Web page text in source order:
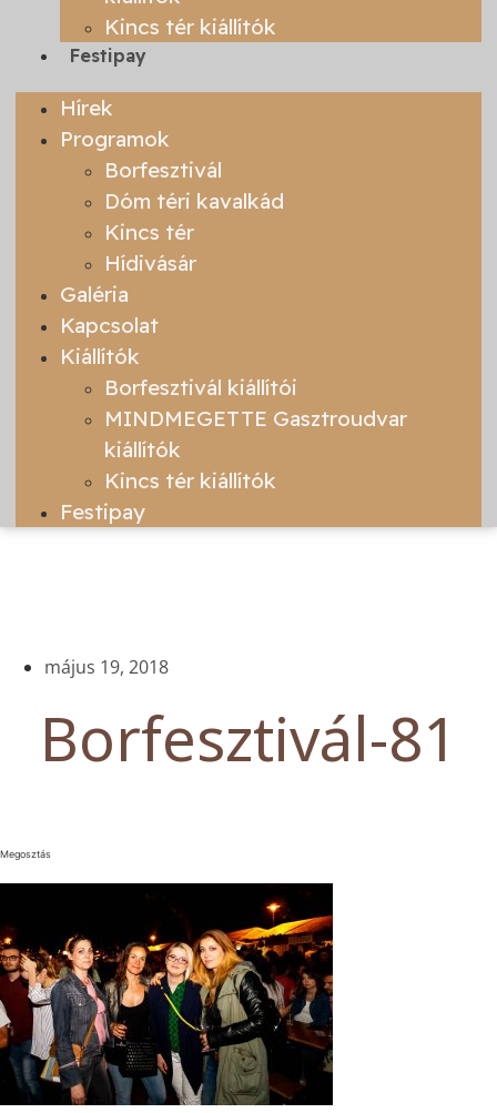
Kincs tér kiállítók
Festipay
Hírek
Programok
Borfesztivál
Dóm téri kavalkád
Kincs tér
Hídivásár
Galéria
Kapcsolat
Kiállítók
Borfesztivál kiállítói
MINDMEGETTE Gasztroudvar
kiállítók
Kincs tér kiállítók
Festipay
május 19, 2018
Borfesztivál-81
Megosztás